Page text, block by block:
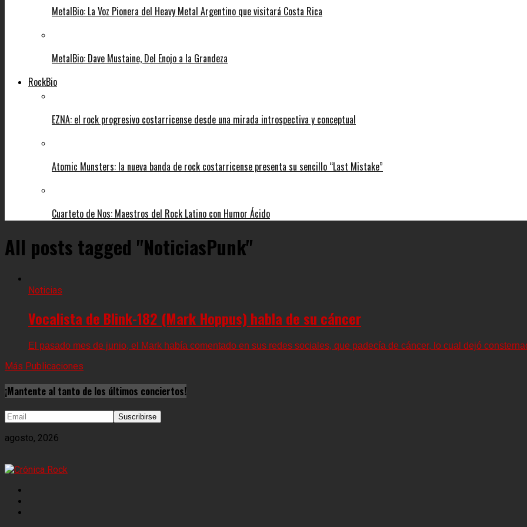
MetalBio: La Voz Pionera del Heavy Metal Argentino que visitará Costa Rica
MetalBio: Dave Mustaine, Del Enojo a la Grandeza
RockBio
EZNA: el rock progresivo costarricense desde una mirada introspectiva y conceptual
Atomic Munsters: la nueva banda de rock costarricense presenta su sencillo “Last Mistake”
Cuarteto de Nos: Maestros del Rock Latino con Humor Ácido
All posts tagged "NoticiasPunk"
Noticias
Vocalista de Blink-182 (Mark Hoppus) habla de su cáncer
El pasado mes de junio, el Mark había comentado en sus redes sociales, que padecía de cáncer, lo cual dejó
Más Publicaciones
¡Mantente al tanto de los últimos conciertos!
agosto, 2026